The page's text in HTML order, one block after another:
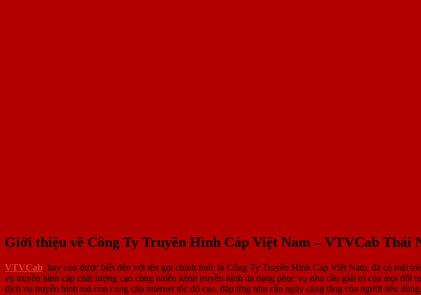
Giới thiệu về Công Ty Truyền Hình Cáp Việt Nam – VTVCab Thái
VTVCab, hay còn được biết đến với tên gọi chính thức là Công Ty Truyền Hình Cáp Việt Nam, đã có mặt
vụ truyền hình cáp chất lượng cao cùng nhiều kênh truyền hình đa dạng phục vụ nhu cầu giải trí của mọi
dịch vụ truyền hình mà còn cung cấp internet tốc độ cao, đáp ứng nhu cầu ngày càng tăng của người tiêu dùng.